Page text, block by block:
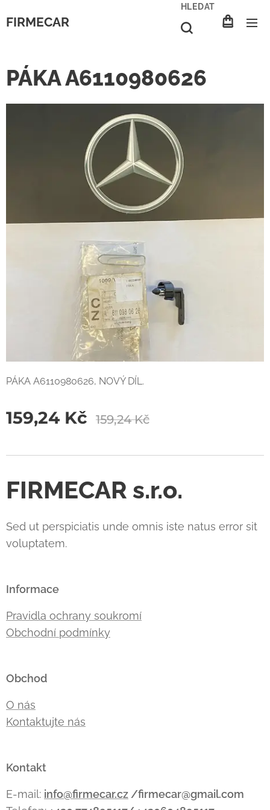
FIRMECAR
HLEDAT
PÁKA A6110980626
PÁKA A6110980626, NOVÝ DÍL.
159,24 Kč 159,24Kč
FIRMECAR s.r.o.
Sed ut perspiciatis unde omnis iste natus error sit
voluptatem.
Informace
Pravidla ochrany soukromí
Obchodní podmínky
Obchod
O nás
Kontaktujte nás
Kontakt
E-mail: info@firmecar.cz /firmecar@gmail.com